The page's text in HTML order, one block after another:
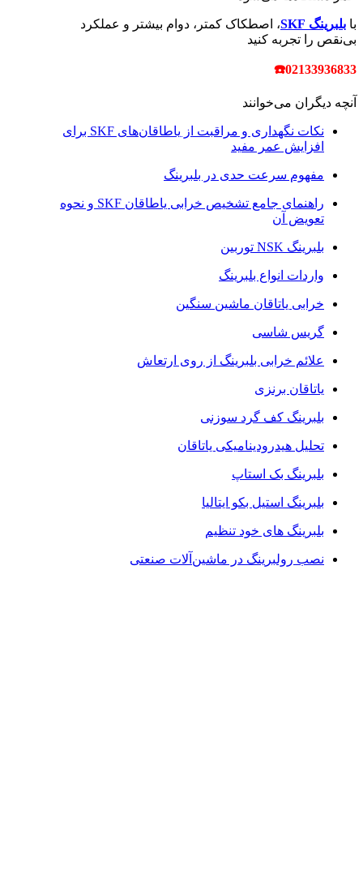
با بلبرینگ
، اصطکاک کمتر، دوام بیشتر و عملکرد
بی‌نقص را تجربه کنید
02133936833☎️
آنچه دیگران می‌خوانند
نکات نگهداری و مراقبت از یاطاقان‌های SKF برای
افزایش عمر مفید
مفهوم سرعت حدی در بلبرینگ
راهنمای جامع تشخیص خرابی یاطاقان SKF و نحوه
تعویض آن
بلبرینگ NSK توربین
واردات انواع بلبرینگ
خرابی یاتاقان ماشین سنگین
گریس شاسی
علائم خرابی بلبرینگ از روی ارتعاش
یاتاقان برنزی
بلبرینگ کف گرد سوزنی
تحلیل هیدرودینامیکی یاتاقان
بلبرینگ بک استاپ
بلبرینگ استیل بکو ایتالیا
بلبرینگ های خود تنظیم
نصب رولبرینگ در ماشین‌آلات صنعتی